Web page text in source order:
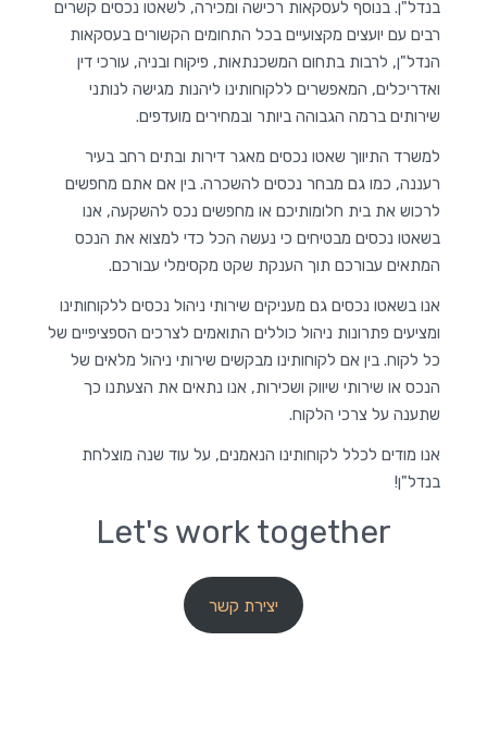
בנדל"ן. בנוסף לעסקאות רכישה ומכירה, לשאטו נכסים קשרים
רבים עם יועצים מקצועיים בכל התחומים הקשורים בעסקאות
הנדל"ן, לרבות בתחום המשכנתאות, פיקוח ובניה, עורכי דין
ואדריכלים, המאפשרים ללקוחותינו ליהנות מגישה לנותני
שירותים ברמה הגבוהה ביותר ובמחירים מועדפים.
למשרד התיווך שאטו נכסים מאגר דירות ובתים רחב בעיר
רעננה, כמו גם מבחר נכסים להשכרה. בין אם אתם מחפשים
לרכוש את בית חלומותיכם או מחפשים נכס להשקעה, אנו
בשאטו נכסים מבטיחים כי נעשה הכל כדי למצוא את הנכס
המתאים עבורכם תוך הענקת שקט מקסימלי עבורכם.
אנו בשאטו נכסים גם מעניקים שירותי ניהול נכסים ללקוחותינו
ומציעים פתרונות ניהול כוללים התואמים לצרכים הספציפיים של
כל לקוח. בין אם לקוחותינו מבקשים שירותי ניהול מלאים של
הנכס או שירותי שיווק ושכירות, אנו נתאים את הצעתנו כך
שתענה על צרכי הלקוח.
אנו מודים לכלל לקוחותינו הנאמנים, על עוד שנה מוצלחת
בנדל"ן!
Let's work together
יצירת קשר